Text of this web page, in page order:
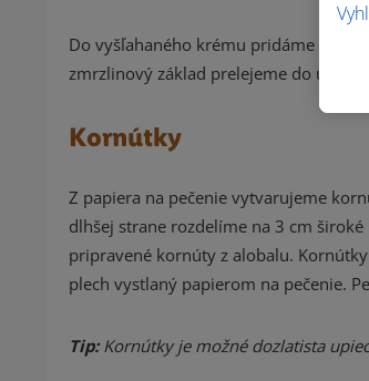
Do vyšľahaného krému pridáme
zmrzlinový základ prelejeme do
Kornútky
Z papiera na pečenie vytvarujeme
dlhšej strane rozdelíme na 3 cm
pripravené kornúty z alobalu.
plech vystlaný papierom na pečenie.
Tip:Kornútky je možné dozlatista